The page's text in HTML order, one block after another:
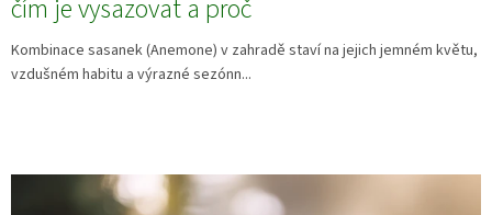
čím je vysazovat a proč
Kombinace sasanek (Anemone) v zahradě staví na jejich jemném květu,
vzdušném habitu a výrazné sezónn...